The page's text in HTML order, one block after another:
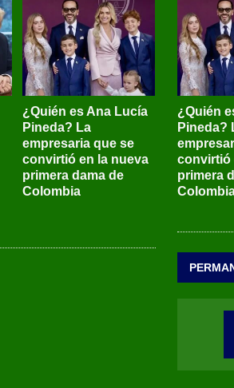
¿Quién es Ana Lucía
Pineda? La
empresaria que se
convirtió en la nueva
primera dama de
Colombia
¿Quién
Pineda?
convirtió
primera